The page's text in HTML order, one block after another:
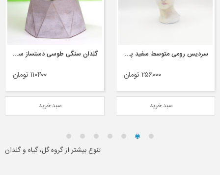
سردیس رومی متوسط سفید پتینه طلایی
۲۵۶۰۰۰ تومان
سبد خرید
گلدان سنگی طوسی دستساز سفارشی کد Dco۱
۱۱۰۴۰۰ تومان
سبد خرید
تنوع بیشتر از گروه گل، گیاه و گلدان